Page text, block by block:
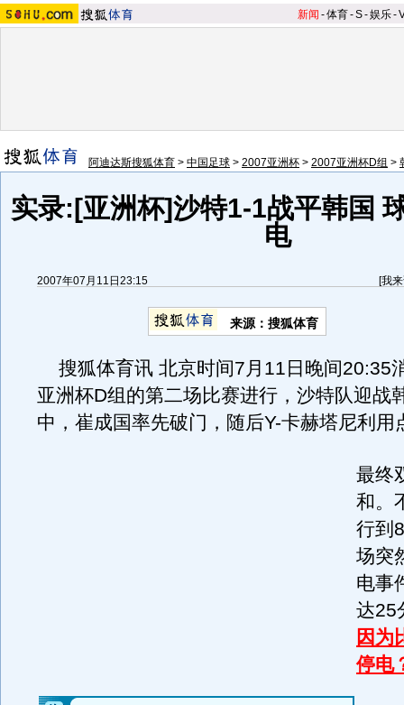
新闻 -体育-S-娱乐-
阿迪达斯搜狐体育 > 中国足球 > 2007亚洲杯 > 2007亚洲杯D组 >
实录:[亚洲杯]沙特1-1战平韩国
电
2007年07月11日23:15 [我
来源：搜狐体育
搜狐体育讯 北京时间7月11日晚间20:35
亚洲杯D组的第二场比赛进行，沙特队迎战
中，崔成国率先破门，随后Y-卡赫塔尼利用
最终
和。
行到
场突
电事
达25
因为
停电